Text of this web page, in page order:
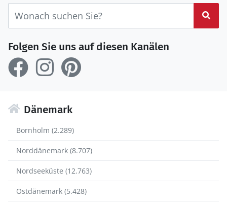
Folgen Sie uns auf diesen Kanälen
Dänemark
Bornholm (2.289)
Norddänemark (8.707)
Nordseeküste (12.763)
Ostdänemark (5.428)